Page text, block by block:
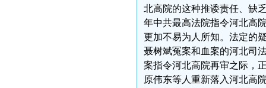
北高院的这种推诿责任、缺
年中共最高法院指令河北高
更加不易为人所知。法定的
聂树斌冤案和血案的河北司
案指令河北高院再审之际，
原伟东等人重新落入河北高